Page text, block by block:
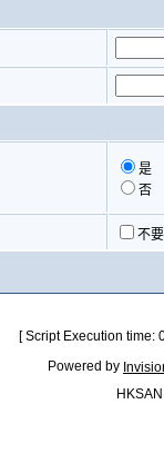
是
否
不
[ Script Execution
Powered by